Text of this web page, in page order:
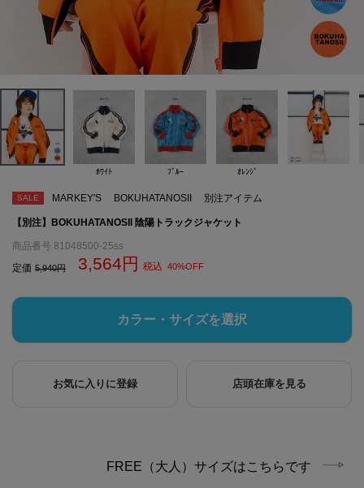
ﾎﾜｲﾄ ﾌﾞﾙｰ ｵﾚﾝｼﾞ
SALE MARKEY'S BOKUHATANOSII 別注アイテム
【別注】BOKUHATANOSII 陰陽トラックジャケット
商品番号 81048500-25ss
定価 5,940 3,564 税込 40%OFF
カラー・サイズを選択
お気に入りに登録 店頭在庫を見る
FREE（大人）サイズはこちらです